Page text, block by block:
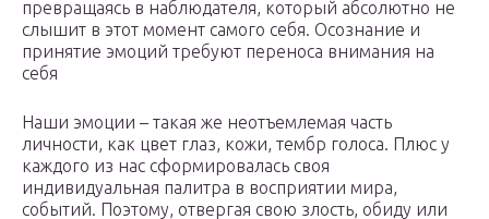
превращаясь в наблюдателя, который абсолютно не
слышит в этот момент самого себя. Осознание и
принятие эмоций требуют переноса внимания на
себя
Наши эмоции – такая же неотъемлемая часть
личности, как цвет глаз, кожи, тембр голоса. Плюс у
каждого из нас сформировалась своя
индивидуальная палитра в восприятии мира,
событий. Поэтому, отвергая свою злость, обиду или